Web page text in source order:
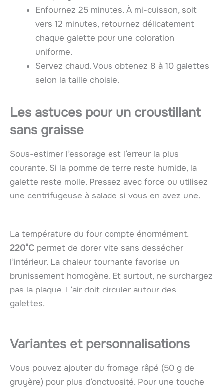
Enfournez 25 minutes. À mi-cuisson, soit
vers 12 minutes, retournez délicatement
chaque galette pour une coloration
uniforme.
Servez chaud. Vous obtenez 8 à 10 galettes
selon la taille choisie.
Les astuces pour un croustillant
sans graisse
Sous-estimer l’essorage est l’erreur la plus
courante. Si la pomme de terre reste humide, la
galette reste molle. Pressez avec force ou utilisez
une centrifugeuse à salade si vous en avez une.
La température du four compte énormément.
220°C permet de dorer vite sans dessécher
l’intérieur. La chaleur tournante favorise un
brunissement homogène. Et surtout, ne surchargez
pas la plaque. L’air doit circuler autour des
galettes.
Variantes et personnalisations
Vous pouvez ajouter du fromage râpé (50 g de
gruyère) pour plus d’onctuosité. Pour une touche